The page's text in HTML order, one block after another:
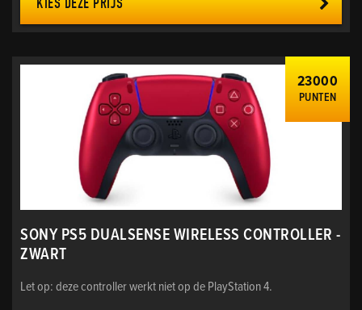
KIES DEZE PRIJS
23000
PUNTEN
SONY PS5 DUALSENSE WIRELESS CONTROLLER -
ZWART
Let op: deze controller werkt niet op de PlayStation 4.